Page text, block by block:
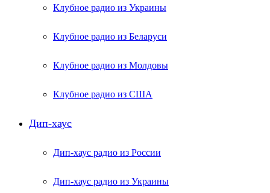
Клубное радио из Украины
Клубное радио из Беларуси
Клубное радио из Молдовы
Клубное радио из США
Дип-хаус
Дип-хаус радио из России
Дип-хаус радио из Украины